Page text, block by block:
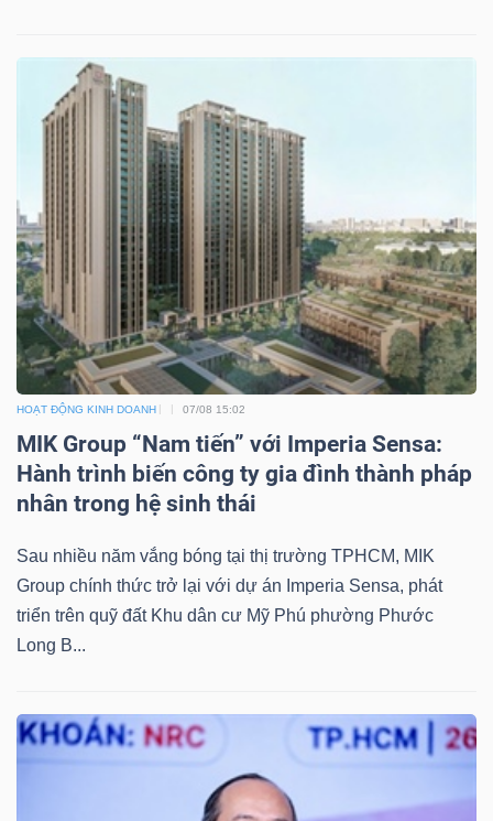
HOẠT ĐỘNG KINH DOANH 07/08 15:02
MIK Group “Nam tiến” với Imperia Sensa:
Hành trình biến công ty gia đình thành pháp
nhân trong hệ sinh thái
Sau nhiều năm vắng bóng tại thị trường TPHCM, MIK
Group chính thức trở lại với dự án Imperia Sensa, phát
triển trên quỹ đất Khu dân cư Mỹ Phú phường Phước
Long B...